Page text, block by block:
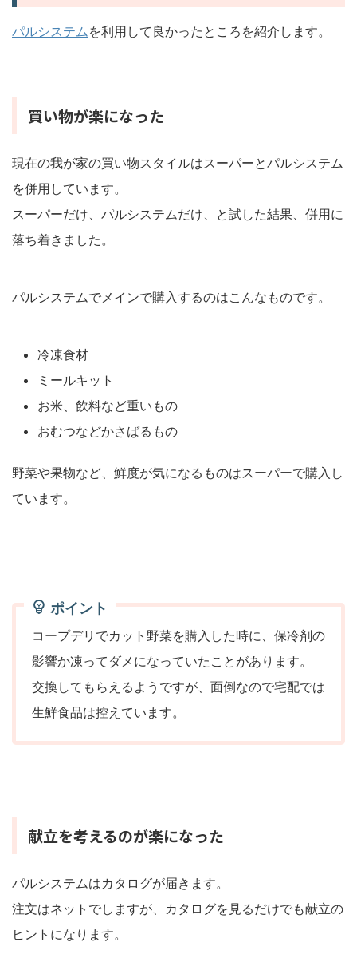
パルシステム を利用して良かったところを紹介します。
買い物が楽になった
現在の我が家の買い物スタイルはスーパーとパルシステム
を併用しています。
スーパーだけ、パルシステムだけ、と試した結果、併用に
落ち着きました。
パルシステムでメインで購入するのはこんなものです。
冷凍食材
ミールキット
お米、飲料など重いもの
おむつなどかさばるもの
野菜や果物など、鮮度が気になるものはスーパーで購入し
ています。
ポイント
コープデリでカット野菜を購入した時に、保冷剤の
影響か凍ってダメになっていたことがあります。
交換してもらえるようですが、面倒なので宅配では
生鮮食品は控えています。
献立を考えるのが楽になった
パルシステムはカタログが届きます。
注文はネットでしますが、カタログを見るだけでも献立の
ヒントになります。